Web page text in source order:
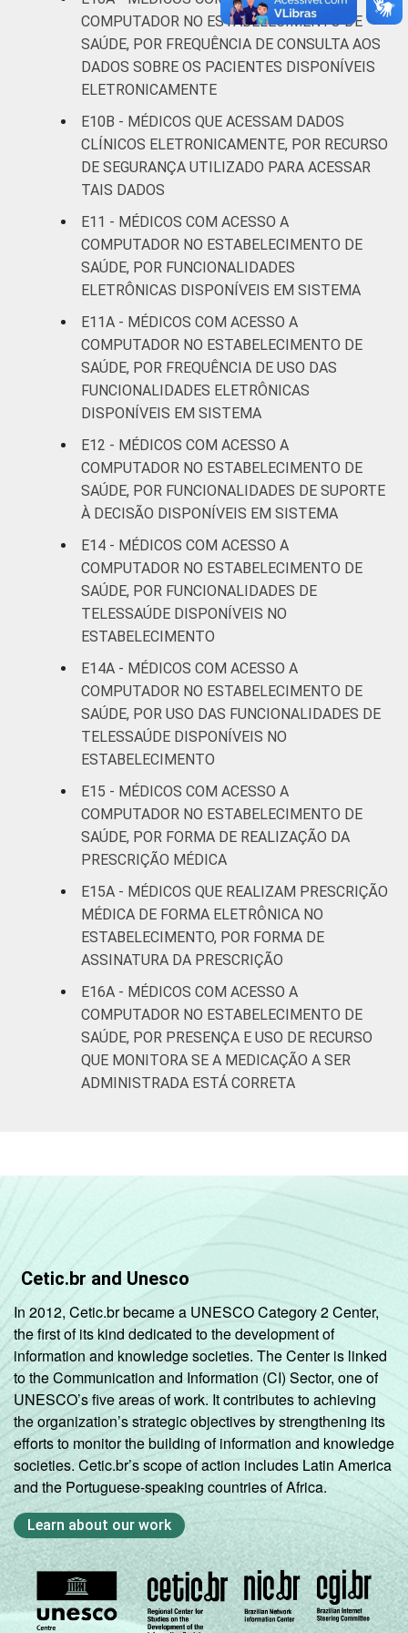
COMPUTADOR NO ESTABELECIMENTO DE
SAÚDE, POR FREQUÊNCIA DE CONSULTA AOS
DADOS SOBRE OS PACIENTES DISPONÍVEIS
ELETRONICAMENTE
E10B - MÉDICOS QUE ACESSAM DADOS
CLÍNICOS ELETRONICAMENTE, POR RECURSO
DE SEGURANÇA UTILIZADO PARA ACESSAR
TAIS DADOS
E11 - MÉDICOS COM ACESSO A
COMPUTADOR NO ESTABELECIMENTO DE
SAÚDE, POR FUNCIONALIDADES
ELETRÔNICAS DISPONÍVEIS EM SISTEMA
E11A - MÉDICOS COM ACESSO A
COMPUTADOR NO ESTABELECIMENTO DE
SAÚDE, POR FREQUÊNCIA DE USO DAS
FUNCIONALIDADES ELETRÔNICAS
DISPONÍVEIS EM SISTEMA
E12 - MÉDICOS COM ACESSO A
COMPUTADOR NO ESTABELECIMENTO DE
SAÚDE, POR FUNCIONALIDADES DE SUPORTE
À DECISÃO DISPONÍVEIS EM SISTEMA
E14 - MÉDICOS COM ACESSO A
COMPUTADOR NO ESTABELECIMENTO DE
SAÚDE, POR FUNCIONALIDADES DE
TELESSAÚDE DISPONÍVEIS NO
ESTABELECIMENTO
E14A - MÉDICOS COM ACESSO A
COMPUTADOR NO ESTABELECIMENTO DE
SAÚDE, POR USO DAS FUNCIONALIDADES DE
TELESSAÚDE DISPONÍVEIS NO
ESTABELECIMENTO
E15 - MÉDICOS COM ACESSO A
COMPUTADOR NO ESTABELECIMENTO DE
SAÚDE, POR FORMA DE REALIZAÇÃO DA
PRESCRIÇÃO MÉDICA
E15A - MÉDICOS QUE REALIZAM PRESCRIÇÃO
MÉDICA DE FORMA ELETRÔNICA NO
ESTABELECIMENTO, POR FORMA DE
ASSINATURA DA PRESCRIÇÃO
E16A - MÉDICOS COM ACESSO A
COMPUTADOR NO ESTABELECIMENTO DE
SAÚDE, POR PRESENÇA E USO DE RECURSO
QUE MONITORA SE A MEDICAÇÃO A SER
ADMINISTRADA ESTÁ CORRETA
Cetic.br and Unesco
In 2012, Cetic.br became a UNESCO Category 2 Center,
the first of its kind dedicated to the development of
information and knowledge societies. The Center is linked
to the Communication and Information (CI) Sector, one of
UNESCO’s five areas of work. It contributes to achieving
the organization’s strategic objectives by strengthening its
efforts to monitor the building of information and knowledge
societies. Cetic.br’s scope of action includes Latin America
and the Portuguese-speaking countries of Africa.
Learn about our work